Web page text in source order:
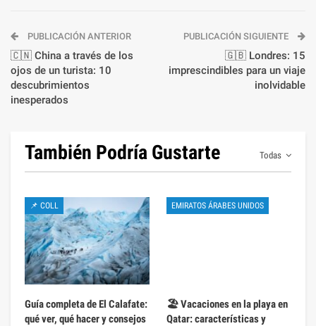
PUBLICACIÓN ANTERIOR
🇨🇳 China a través de los
ojos de un turista: 10
descubrimientos
inesperados
PUBLICACIÓN SIGUIENTE
🇬🇧 Londres: 15
imprescindibles para un viaje
inolvidable
Todas
También Podría Gustarte
📌 COLL
Guía completa de El Calafate:
qué ver, qué hacer y consejos
EMIRATOS ÁRABES UNIDOS
🏖️ Vacaciones en la playa en
Qatar: características y